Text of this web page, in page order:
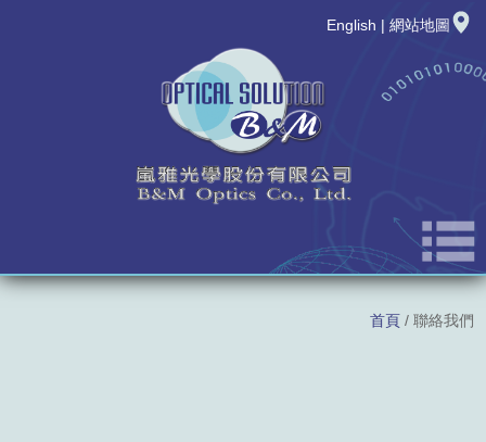
English | 網站地圖
首頁/ 聯絡我們